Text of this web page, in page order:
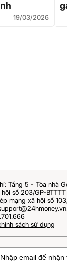
19/03/2026
Tầng 5 - Tòa nhà
số 203/GP-
mạng xã hội số
sách sử dụng